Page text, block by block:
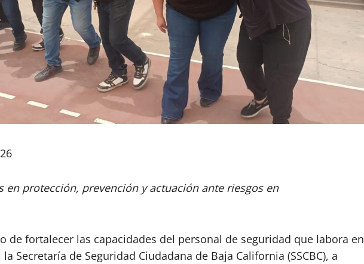
en protección, prevención y actuación ante riesgos en
de fortalecer las capacidades del personal de seguridad que labora en
Secretaría de Seguridad Ciudadana de Baja California (SSCBC), a